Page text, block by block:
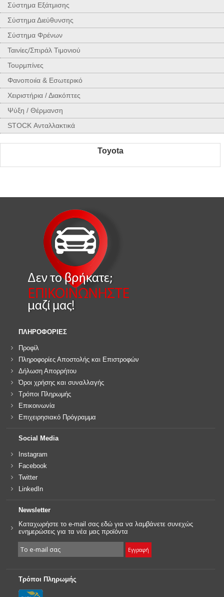
Σύστημα Εξάτμισης
Σύστημα Διεύθυνσης
Σύστημα Φρένων
Ταινίες/Σπιράλ Τιμονιού
Τουρμπίνες
Φανοποιία & Εσωτερικό
Χειριστήρια / Διακόπτες
Ψύξη / Θέρμανση
STOCK Ανταλλακτικά
Toyota
ΠΛΗΡΟΦΟΡΙΕΣ
Προφίλ
Πληροφορίες Αποστολής και Επιστροφών
Δήλωση Απορρήτου
Όροι χρήσης και συναλλαγής
Τρόποι Πληρωμής
Επικοινωνία
Επιχειρησιακό Πρόγραμμα
Social Media
Instagram
Facebook
Twitter
LinkedIn
Newsletter
Καταχωρήστε το e-mail σας εδώ για να λαμβάνετε συνεχώς
ενημερώσεις για τα νέα μας προϊόντα
Τρόποι Πληρωμής